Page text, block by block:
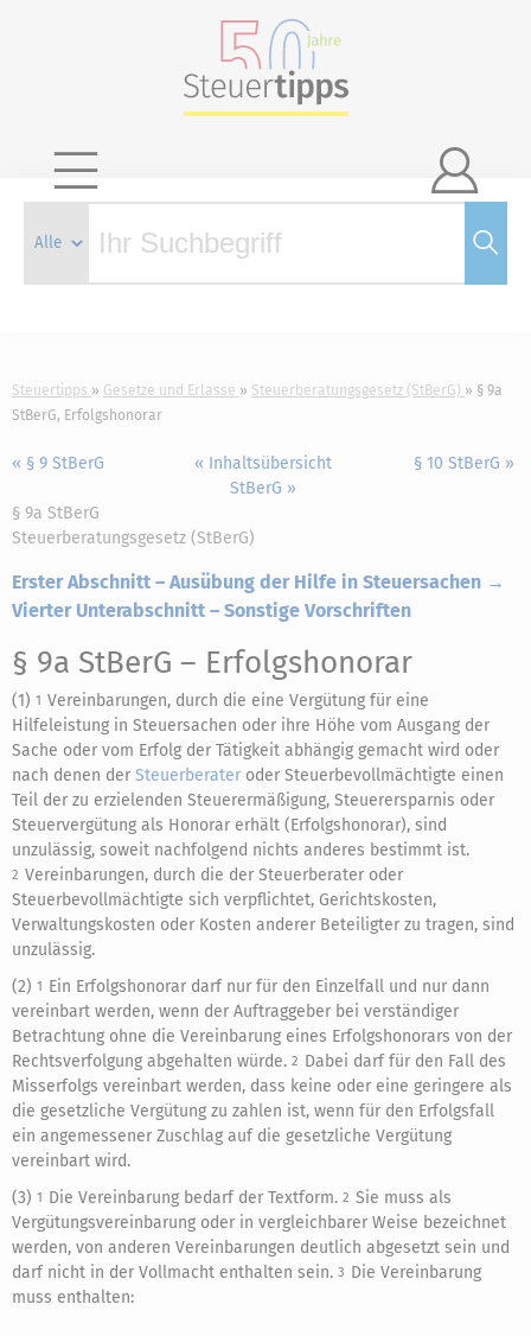

Steuertipps Gesetze und Erlasse Steuerberatungsgesetz (StBerG)
§ 9a
StBerG, Erfolgshonorar
« § 9 StBerG
« Inhaltsübersicht
StBerG »
§ 10 StBerG »
§ 9a StBerG
Steuerberatungsgesetz (StBerG)
Erster Abschnitt – Ausübung der Hilfe in Steuersachen →
Vierter Unterabschnitt – Sonstige Vorschriften
§ 9a StBerG – Erfolgshonorar
(1) 1 Vereinbarungen, durch die eine Vergütung für eine
Hilfeleistung in Steuersachen oder ihre Höhe vom Ausgang der
Sache oder vom Erfolg der Tätigkeit abhängig gemacht wird oder
nach denen der Steuerberater oder Steuerbevollmächtigte einen
Teil der zu erzielenden Steuerermäßigung, Steuerersparnis oder
Steuervergütung als Honorar erhält (Erfolgshonorar), sind
unzulässig, soweit nachfolgend nichts anderes bestimmt ist.
2 Vereinbarungen, durch die der Steuerberater oder
Steuerbevollmächtigte sich verpflichtet, Gerichtskosten,
Verwaltungskosten oder Kosten anderer Beteiligter zu tragen, sind
unzulässig.
(2) 1 Ein Erfolgshonorar darf nur für den Einzelfall und nur dann
vereinbart werden, wenn der Auftraggeber bei verständiger
Betrachtung ohne die Vereinbarung eines Erfolgshonorars von der
Rechtsverfolgung abgehalten würde. 2 Dabei darf für den Fall des
Misserfolgs vereinbart werden, dass keine oder eine geringere als
die gesetzliche Vergütung zu zahlen ist, wenn für den Erfolgsfall
ein angemessener Zuschlag auf die gesetzliche Vergütung
vereinbart wird.
(3) 1 Die Vereinbarung bedarf der Textform. 2 Sie muss als
Vergütungsvereinbarung oder in vergleichbarer Weise bezeichnet
werden, von anderen Vereinbarungen deutlich abgesetzt sein und
darf nicht in der Vollmacht enthalten sein. 3 Die Vereinbarung
muss enthalten: